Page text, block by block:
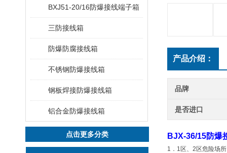
BXJ51-20/16防爆接线端子箱
三防接线箱
防爆防腐接线箱
不锈钢防爆接线箱
钢板焊接防爆接线箱
铝合金防爆接线箱
点击更多分类
产品介绍：
品牌
是否进口
BJX-36/15防爆
1．1区、2区危险场